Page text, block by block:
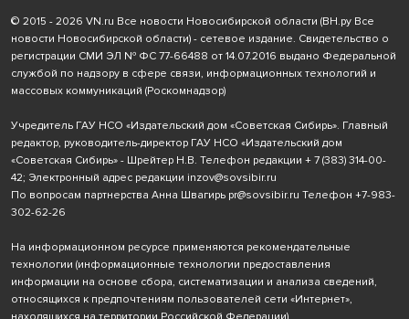
© 2015 - 2026 VN.ru Все новости Новосибирской области (ВН.ру Все
новости Новосибирской области) - сетевое издание. Свидетельство о
регистрации СМИ ЭЛ № ФС 77-66488 от 14.07.2016 выдано Федеральной
службой по надзору в сфере связи, информационных технологий и
массовых коммуникаций (Роскомнадзор)
Учредитель ГАУ НСО «Издательский дом «Советская Сибирь». Главный
редактор, руководитель-директор ГАУ НСО «Издательский дом
«Советская Сибирь» - Шрейтер Н.В. Телефон редакции + 7 (383) 314-00-
42; Электронный адрес редакции inzov@sovsibir.ru
По вопросам партнерства Анна Швагирь pr@sovsibir.ru Телефон +7-983-
302-62-26
На информационном ресурсе применяются рекомендательные
технологии (информационные технологии предоставления
информации на основе сбора, систематизации и анализа сведений,
относящихся к предпочтениям пользователей сети «Интернет»,